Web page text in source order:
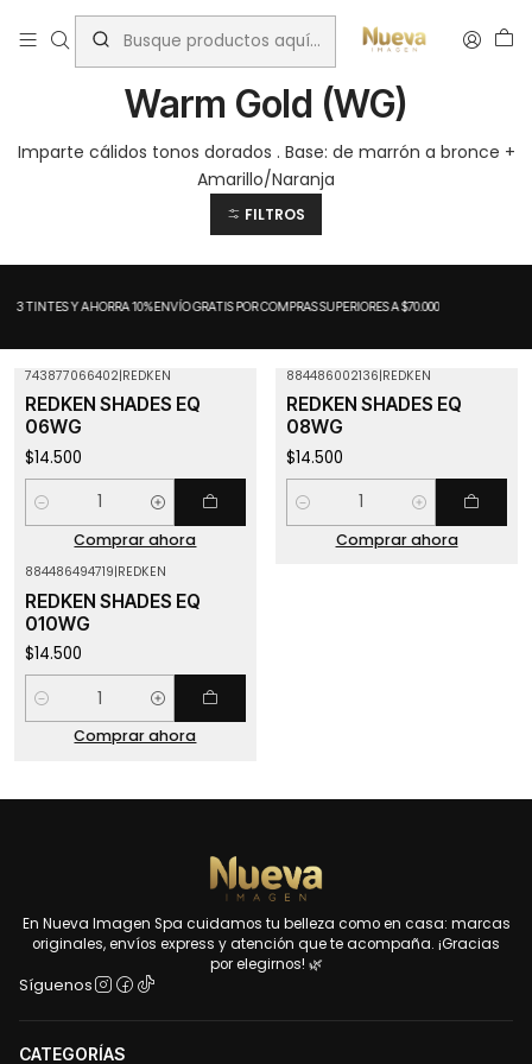
Inicio Tintes por Marca ShadesEQ Warm Gold (WG)
Warm Gold (WG)
Imparte cálidos tonos dorados . Base: de marrón a bronce +
Amarillo/Naranja
FILTROS
3 TINTES Y AHORRA 10%ENVÍO GRATIS POR COMPRAS SUPERIORES A $70.000
743877066402|REDKEN
REDKEN SHADES EQ
06WG
$14.500
Cantidad
Comprar ahora
884486002136|REDKEN
REDKEN SHADES EQ
08WG
$14.500
Cantidad
Comprar ahora
884486494719|REDKEN
REDKEN SHADES EQ
010WG
$14.500
Cantidad
Comprar ahora
En Nueva Imagen Spa cuidamos tu belleza como en casa: marcas
originales, envíos express y atención que te acompaña. ¡Gracias
por elegirnos! 🌿
Síguenos
CATEGORÍAS